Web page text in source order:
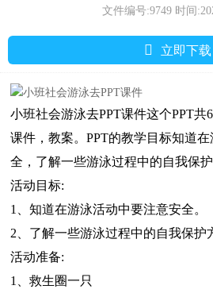
文件编号:9749 时间
󰅣 立即下载
小班社会游泳去PPT课件这个PPT共
课件，教案。PPT的教学目标知道
全，了解一些游泳过程中的自我保护
活动目标:
1、知道在游泳活动中要注意安全。
2、了解一些游泳过程中的自我保护
活动准备:
1、救生圈一只